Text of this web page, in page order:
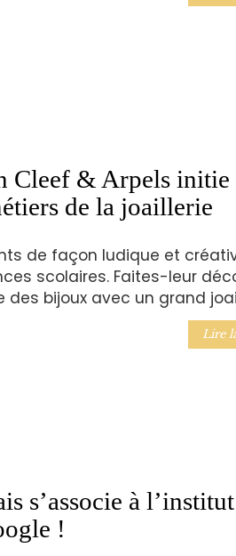
Cleef & Arpels initie
de la joaillerie
de façon ludique et
scolaires. Faites-leur
bijoux avec un grand
Lire
s’associe à l’institut
!